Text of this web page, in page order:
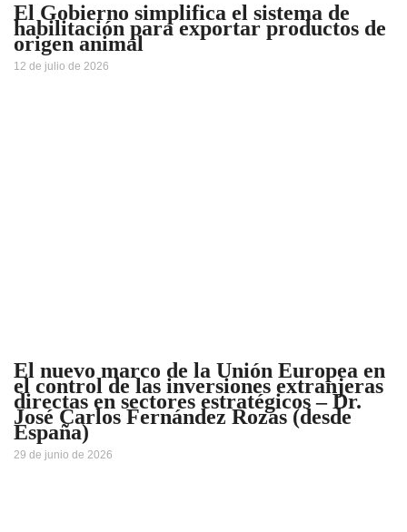
El Gobierno simplifica el sistema de
habilitación para exportar productos de
origen animal
12 de julio de 2026
El nuevo marco de la Unión Europea en
el control de las inversiones extranjeras
directas en sectores estratégicos – Dr.
José Carlos Fernández Rozas (desde
España)
29 de junio de 2026